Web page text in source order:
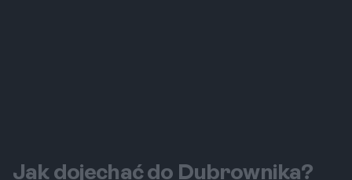
Jak dojechać do Dubrownika?